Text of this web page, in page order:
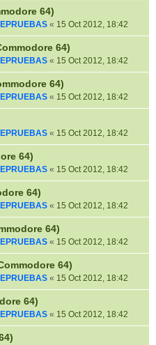
64)
« 15 Oct 2012, 18:42
64)
« 15 Oct 2012, 18:42
64)
« 15 Oct 2012, 18:42
« 15 Oct 2012, 18:42
64)
« 15 Oct 2012, 18:42
64)
« 15 Oct 2012, 18:42
64)
« 15 Oct 2012, 18:42
64)
« 15 Oct 2012, 18:42
64)
« 15 Oct 2012, 18:42